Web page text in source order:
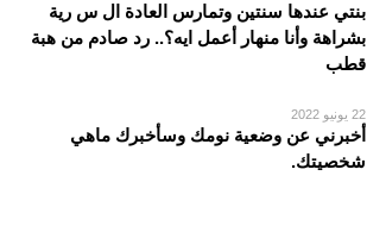
بنتي عندها سنتين وتمارس العادة ال س رية
بشراهة وأنا منهار أعمل ايه؟.. رد صادم من هبة
قطب
22 يونيو 2022
أخبرني عن وضعية نومك وسأخبرك ماهي
شخصيتك.